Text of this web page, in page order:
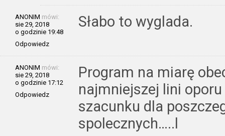
ANONIM mówi:
sie 29, 2018
o godzinie 19:48
Odpowiedz
Słabo to wyglada.
ANONIM mówi:
sie 29, 2018
o godzinie 17:12
Odpowiedz
Program na miarę
najmniejszej lini
szacunku dla
spolecznych…..l